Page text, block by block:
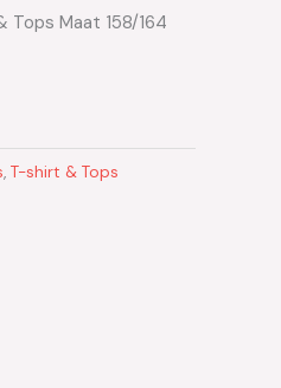
Maat 158/164
, T-shirt & Tops